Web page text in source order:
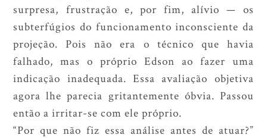
surpresa, frustração e, por fim, alívio — os
subterfúgios do funcionamento inconsciente da
projeção. Pois não era o técnico que havia
falhado, mas o próprio Edson ao fazer uma
indicação inadequada. Essa avaliação objetiva
agora lhe parecia gritantemente óbvia. Passou
então a irritar-se com ele próprio.
“Por que não fiz essa análise antes de atuar?”